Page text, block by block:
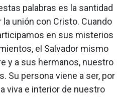
palabras es la santidad
unión con Cristo. Cuando
en sus misterios
el Salvador mismo
y a sus hermanos, nuestro
Su persona viene a ser, por
viva e interior de nuestro